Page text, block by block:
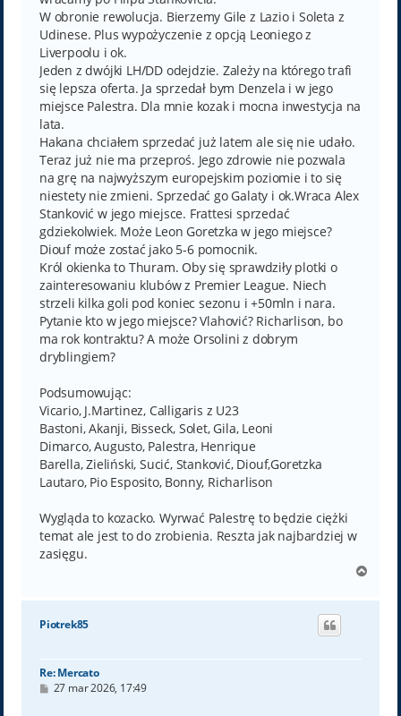
W obronie rewolucja. Bierzemy Gile z Lazio i Soleta z
Udinese. Plus wypożyczenie z opcją Leoniego z
Liverpoolu i ok.
Jeden z dwójki LH/DD odejdzie. Zależy na którego trafi
się lepsza oferta. Ja sprzedał bym Denzela i w jego
miejsce Palestra. Dla mnie kozak i mocna inwestycja na
lata.
Hakana chciałem sprzedać już latem ale się nie udało.
Teraz już nie ma przeproś. Jego zdrowie nie pozwala
na grę na najwyższym europejskim poziomie i to się
niestety nie zmieni. Sprzedać go Galaty i ok.Wraca Alex
Stanković w jego miejsce. Frattesi sprzedać
gdziekolwiek. Może Leon Goretzka w jego miejsce?
Diouf może zostać jako 5-6 pomocnik.
Król okienka to Thuram. Oby się sprawdziły plotki o
zainteresowaniu klubów z Premier League. Niech
strzeli kilka goli pod koniec sezonu i +50mln i nara.
Pytanie kto w jego miejsce? Vlahović? Richarlison, bo
ma rok kontraktu? A może Orsolini z dobrym
dryblingiem?
Podsumowując:
Vicario, J.Martinez, Calligaris z U23
Bastoni, Akanji, Bisseck, Solet, Gila, Leoni
Dimarco, Augusto, Palestra, Henrique
Barella, Zieliński, Sucić, Stanković, Diouf,Goretzka
Lautaro, Pio Esposito, Bonny, Richarlison
Wygląda to kozacko. Wyrwać Palestrę to będzie ciężki
temat ale jest to do zrobienia. Reszta jak najbardziej w
zasięgu.
g
Piotrek85
Re: Mercato
P27 mar 2026, 17:49